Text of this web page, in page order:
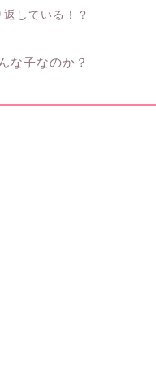
している！？
な子なのか？